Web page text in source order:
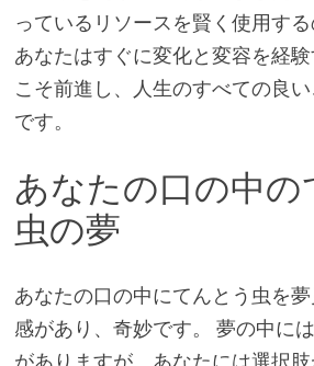
っているリソースを賢く使用する
あなたはすぐに変化と変容を経
こそ前進し、人生のすべての良
です。
あなたの口の中の
虫の夢
あなたの口の中にてんとう虫を
感があり、奇妙です。 夢の中に